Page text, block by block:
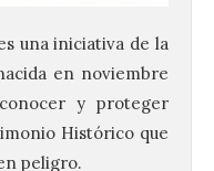
una iniciativa de la
en noviembre
y proteger
Histórico que
peligro.